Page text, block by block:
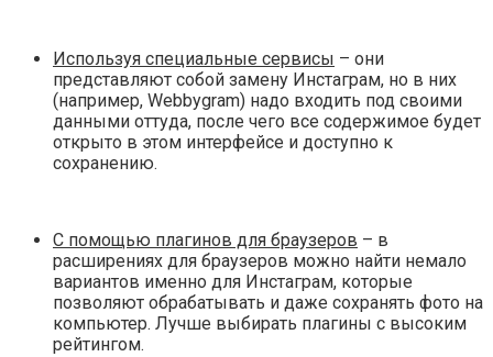
Используя специальные сервисы – они
представляют собой замену Инстаграм, но в них
(например, Webbygram) надо входить под своими
данными оттуда, после чего все содержимое будет
открыто в этом интерфейсе и доступно к
сохранению.
С помощью плагинов для браузеров – в
расширениях для браузеров можно найти немало
вариантов именно для Инстаграм, которые
позволяют обрабатывать и даже сохранять фото на
компьютер. Лучше выбирать плагины с высоким
рейтингом.